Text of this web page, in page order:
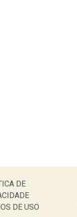
DE
DE USO